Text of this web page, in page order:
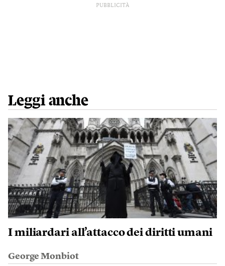
PUBBLICITÀ
Leggi anche
I miliardari all’attacco dei diritti umani
George Monbiot